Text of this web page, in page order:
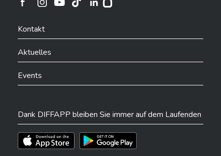
Ville de Differdange sur Instagram
Kontakt
Aktuelles
Events
Dank DIFFAPP bleiben Sie immer auf dem Laufenden
Téléchargez l'app sur l'App StoreTéléchargez l'app sur Play Store